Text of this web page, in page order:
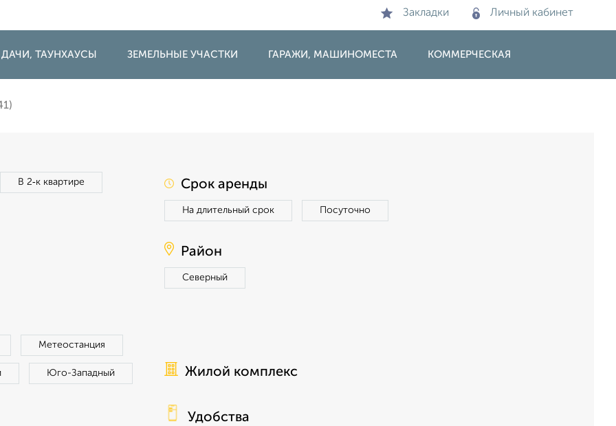
Закладки Личный кабинет
ТАУНХАУСЫ ЗЕМЕЛЬНЫЕ УЧАСТКИ ГАРАЖИ, МАШИНОМЕСТА КОММЕРЧЕСКАЯ
В 2‑к квартире Срок аренды
На длительный срок Посуточно
Район
Северный
Метеостанция
Юго-Западный Жилой комплекс
Удобства